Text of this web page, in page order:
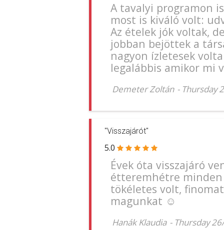
A tavalyi programon
most is kiváló volt:
Az ételek jók voltak,
jobban bejöttek a
nagyon ízletesek
legalábbis amikor mi
Demeter Zoltán - Thursday
"Visszajárót"
5.0
Évek óta visszajáró
étteremhétre
tökéletes volt,
magunkat ☺️
Hanák Klaudia - Thursday